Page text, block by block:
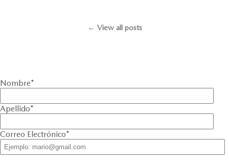
← View all posts
Nombre*
Apellido*
Correo Electrónico*